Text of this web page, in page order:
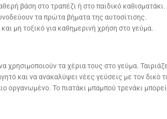
βάση στο τραπέζι ή στο παιδικό καθισματάκι.
τα πρώτα βήματα της αυτοσίτισης.
μη τοξικό για καθημερινή χρήση στο γεύμα.
τα χέρια τους στο γεύμα.
και να ανακαλύψει νέες γεύσεις με τον δικό
οργανωμένο. Το πιατάκι μπαμπού τρενάκι